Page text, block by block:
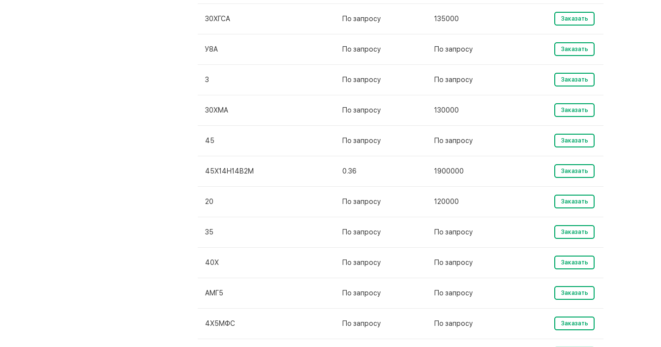
30ХГСА По запросу 135000 Заказать
У8А По запросу По запросу Заказать
3 По запросу По запросу Заказать
30ХМА По запросу 130000 Заказать
45 По запросу По запросу Заказать
45Х14Н14В2М 0.36 1900000 Заказать
20 По запросу 120000 Заказать
35 По запросу По запросу Заказать
40Х По запросу По запросу Заказать
АМГ5 По запросу По запросу Заказать
4Х5МФС По запросу По запросу Заказать